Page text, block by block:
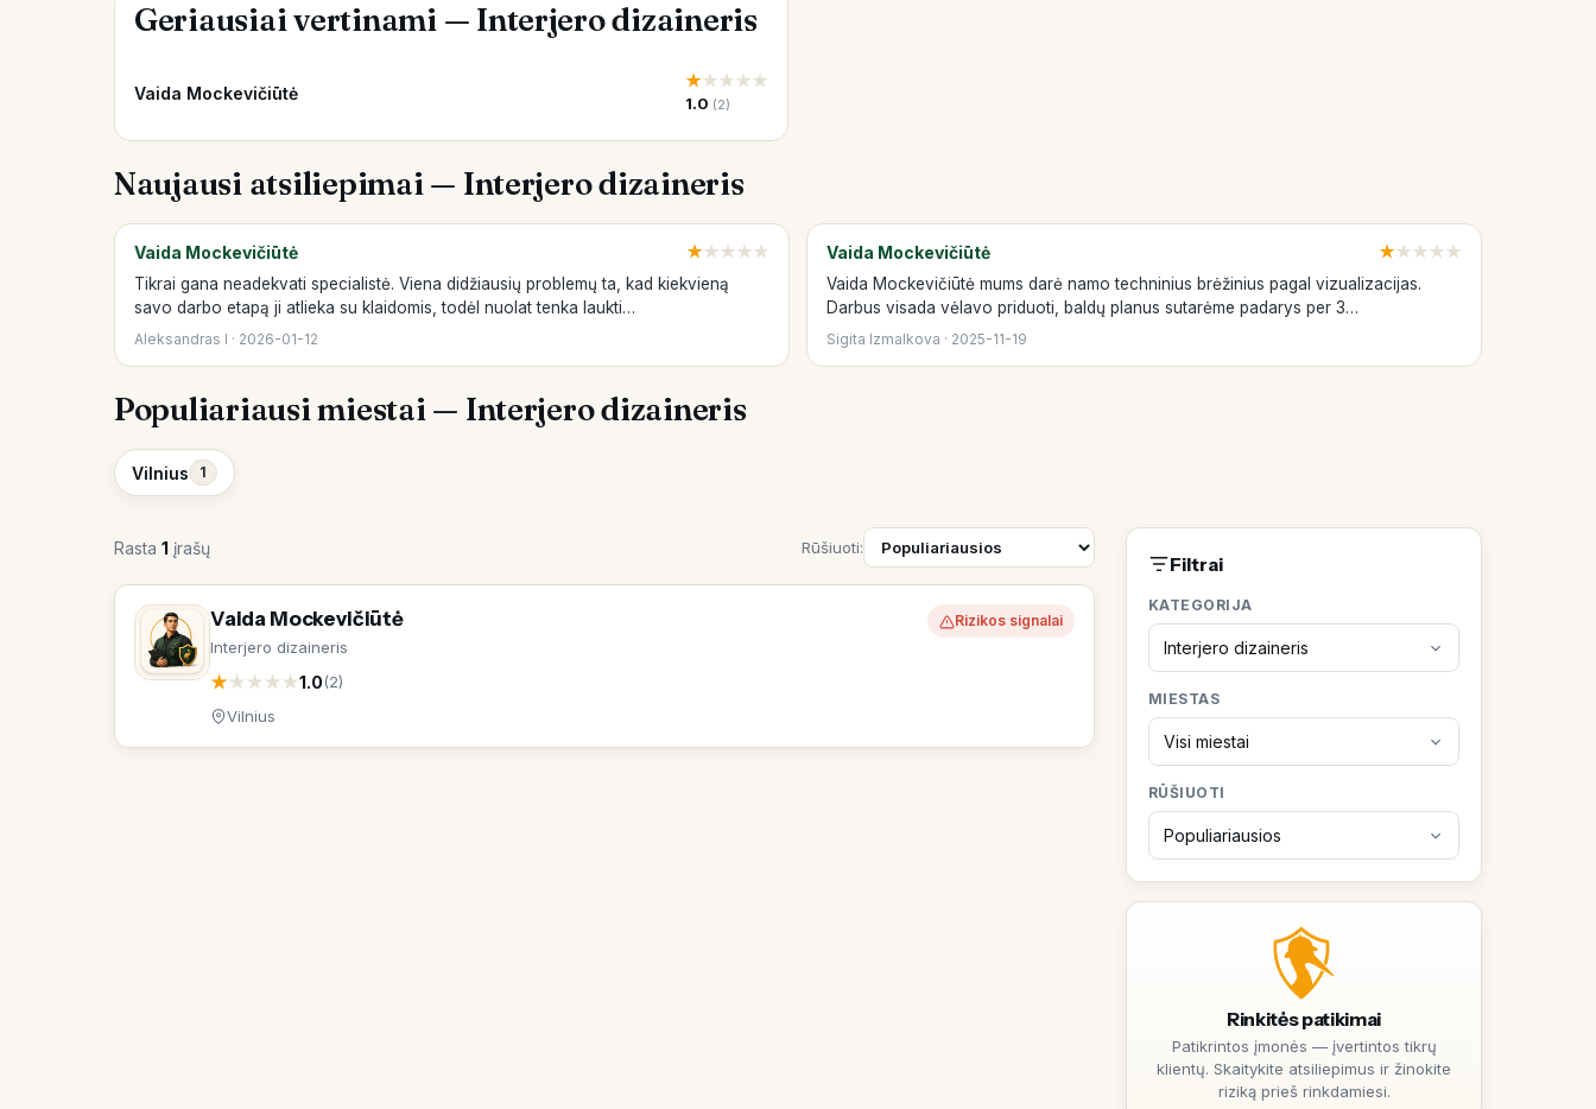
Geriausiai vertinami — Interjero dizaineris
Vaida Mockevičiūtė
★★★★★
1.0 (2)
Naujausi atsiliepimai — Interjero dizaineris
Vaida Mockevičiūtė ★★★★★
Tikrai gana neadekvati specialistė. Viena didžiausių problemų ta, kad kiekvieną
savo darbo etapą ji atlieka su klaidomis, todėl nuolat tenka laukti…
Aleksandras I · 2026-01-12
Vaida Mockevičiūtė ★★★★★
Vaida Mockevičiūtė mums darė namo techninius brėžinius pagal vizualizacijas.
Darbus visada vėlavo priduoti, baldų planus sutarėme padarys per 3…
Sigita Izmalkova · 2025-11-19
Populiariausi miestai — Interjero dizaineris
Vilnius 1
Rasta 1 įrašų Rūšiuoti:
Vaida Mockevičiūtė
Interjero dizaineris
Rizikos signalai
★★★★★1.0(2)
Vilnius
Filtrai
KATEGORIJA
MIESTAS
RŪŠIUOTI
Rinkitės patikimai
Patikrintos įmonės — įvertintos tikrų
klientų. Skaitykite atsiliepimus ir žinokite
riziką prieš rinkdamiesi.